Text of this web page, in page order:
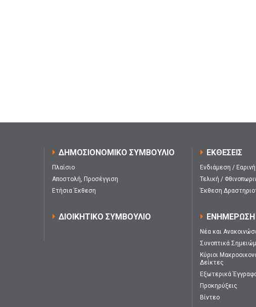
ΔΗΜΟΣΙΟΝΟΜΙΚΟ ΣΥΜΒΟΥΛΙΟ
Πλαίσιο
Αποστολή, Προσέγγιση
Ετήσια Έκθεση
ΔΙΟΙΚΗΤΙΚΟ ΣΥΜΒΟΥΛΙΟ
ΕΚΘΕΣΕΙΣ
Ενδιάμεση /
Τελική /
Έκθεση
ΕΝΗΜΕΡΩΣΗ
Νέα και
Συνοπτικά
Κύριοι
Δείκτες
Εξωτερικά
Προκηρύξεις
Βίντεο